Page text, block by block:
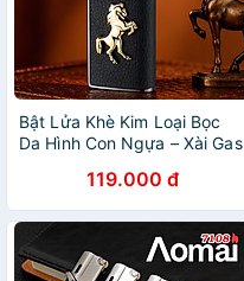
Bật Lửa Khè Kim Loại Bọc
Da Hình Con Ngựa – Xài Gas
119.000 đ